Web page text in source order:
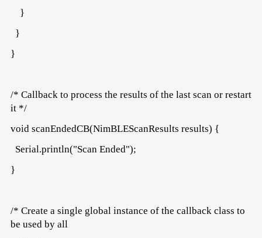
}
}
}
/* Callback to process the results of the last scan or restart
it */
void scanEndedCB(NimBLEScanResults results) {
Serial.println("Scan Ended");
}
/* Create a single global instance of the callback class to
be used by all